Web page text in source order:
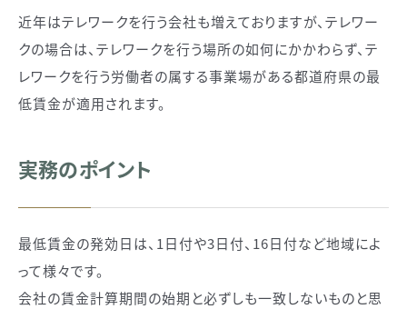
近年はテレワークを行う会社も増えておりますが、テレワー
クの場合は、テレワークを行う場所の如何にかかわらず、テ
レワークを行う労働者の属する事業場がある都道府県の最
低賃金が適用されます。
実務のポイント
最低賃金の発効日は、1日付や3日付、16日付など地域によ
って様々です。
会社の賃金計算期間の始期と必ずしも一致しないものと思